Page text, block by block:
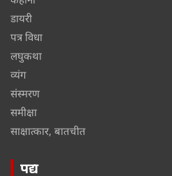
डायरी
पत्र विधा
लघुकथा
व्यंग
संस्मरण
समीक्षा
साक्षात्कार, बातचीत
पद्य